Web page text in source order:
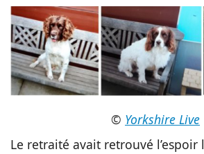
© Yorkshire Live
Le retraité avait retrouvé l’espoir